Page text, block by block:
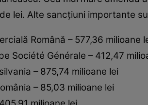
lei. Alte sancțiuni importante
Română – 577,36 milioane
Société Générale – 412,47
– 875,74 milioane lei
– 85,03 milioane lei